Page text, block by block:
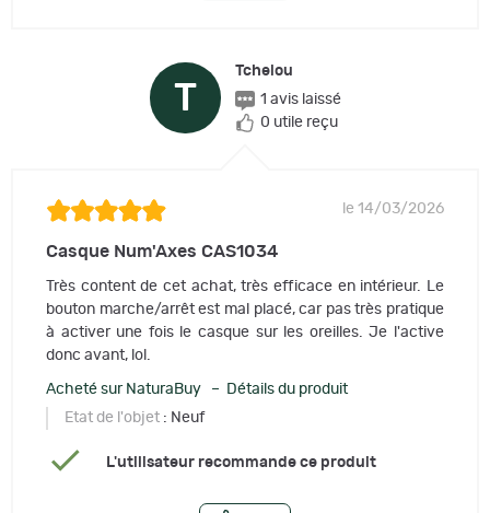
T
Tchelou
1 avis laissé
0 utile reçu
le 14/03/2026
Casque Num'Axes CAS1034
Très content de cet achat, très efficace en intérieur. Le
bouton marche/arrêt est mal placé, car pas très pratique
à activer une fois le casque sur les oreilles. Je l'active
donc avant, lol.
Acheté sur NaturaBuy – Détails du produit
Etat de l'objet : Neuf
L'utilisateur recommande ce produit